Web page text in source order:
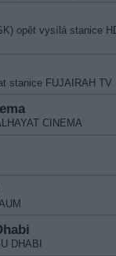
opět vysílá stanice
stanice FUJAIRAH TV
CINEMA
DHABI